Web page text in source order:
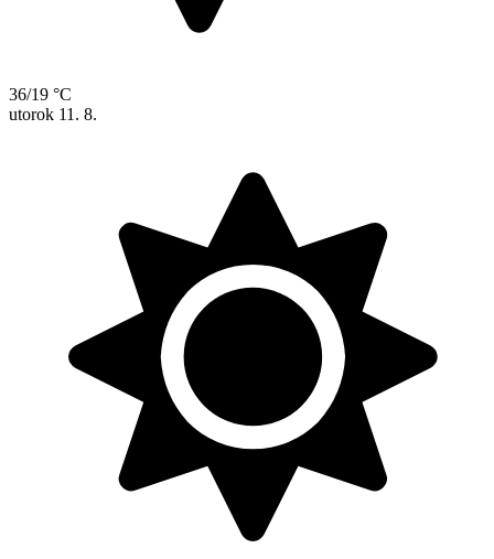
36/19 °C
utorok 11. 8.